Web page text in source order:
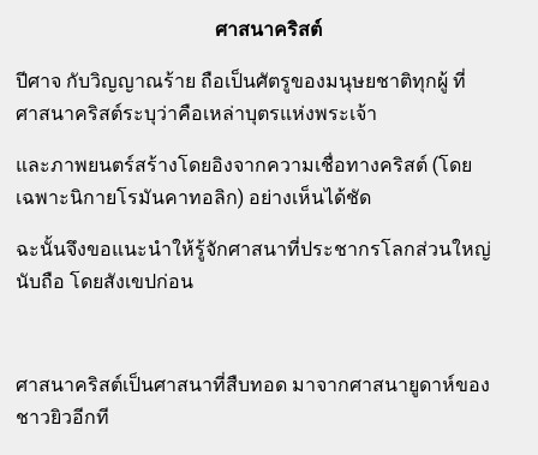
ศาสนาคริสต์
ปีศาจ กับวิญญาณร้าย ถือเป็นศัตรูของมนุษยชาติทุกผู้ ที่
ศาสนาคริสต์ระบุว่าคือเหล่าบุตรแห่งพระเจ้า
และภาพยนตร์สร้างโดยอิงจากความเชื่อทางคริสต์ (โดย
เฉพาะนิกายโรมันคาทอลิก) อย่างเห็นได้ชัด
ฉะนั้นจึงขอแนะนำให้รู้จักศาสนาที่ประชากรโลกส่วนใหญ่
นับถือ โดยสังเขปก่อน
ศาสนาคริสต์เป็นศาสนาที่สืบทอด มาจากศาสนายูดาห์ของ
ชาวยิวอีกที